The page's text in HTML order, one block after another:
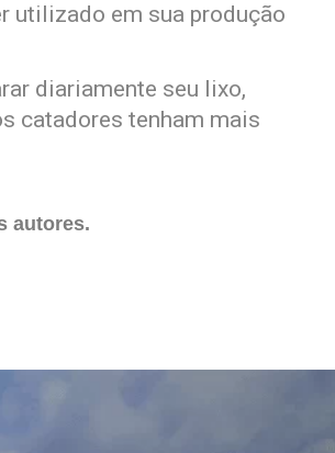
utilizado em sua produção
diariamente seu lixo,
catadores tenham mais
autores.